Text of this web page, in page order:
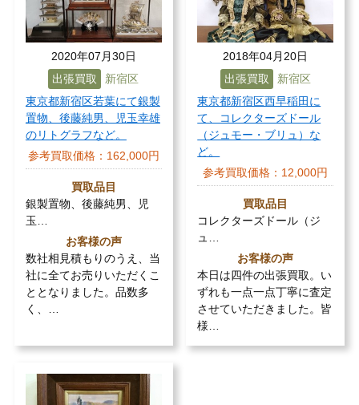
2020年07月30日
出張買取
新宿区
東京都新宿区若葉にて銀製
置物、後藤純男、児玉幸雄
のリトグラフなど。
参考買取価格： 162,000円
買取品目
銀製置物、後藤純男、児
玉…
お客様の声
数社相見積もりのうえ、当
社に全てお売りいただくこ
ととなりました。品数多
く、…
2018年04月20日
出張買取
新宿区
東京都新宿区西早稲田に
て、コレクターズドール
（ジュモー・ブリュ）な
ど。
参考買取価格： 12,000円
買取品目
コレクターズドール（ジ
ュ…
お客様の声
本日は四件の出張買取。い
ずれも一点一点丁寧に査定
させていただきました。皆
様…